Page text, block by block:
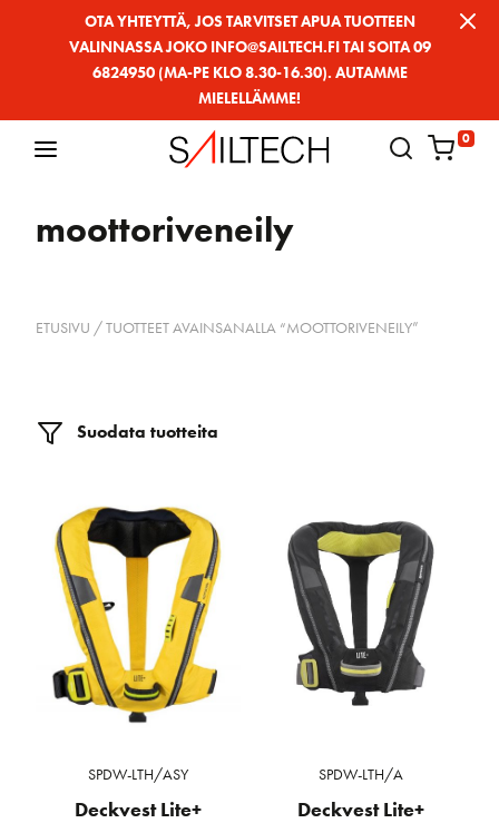
OTA YHTEYTTÄ, JOS TARVITSET APUA TUOTTEEN
VALINNASSA JOKO INFO@SAILTECH.FI TAI SOITA 09
6824950 (MA-PE KLO 8.30-16.30). AUTAMME
MIELELLÄMME!
0
moottoriveneily
ETUSIVU / TUOTTEET AVAINSANALLA “MOOTTORIVENEILY”
Suodata tuotteita
SPDW-LTH/ASY
Deckvest Lite+
SPDW-LTH/A
Deckvest Lite+